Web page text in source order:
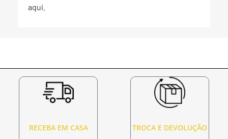
aqui.
RECEBA EM CASA TROCA E DEVOLUÇÃO